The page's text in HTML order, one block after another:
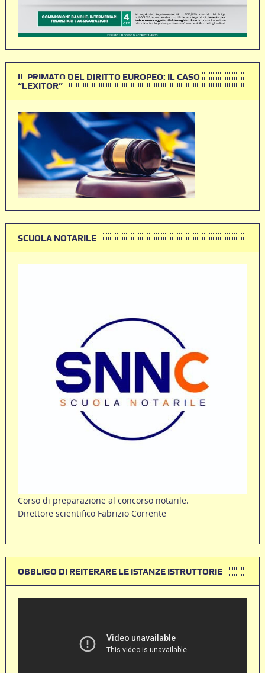
IL PRIMATO DEL DIRITTO EUROPEO: IL CASO
“LEXITOR”
SCUOLA NOTARILE
Corso di preparazione al concorso notarile.
Direttore scientifico Fabrizio Corrente
OBBLIGO DI REITERARE LE ISTANZE ISTRUTTORIE